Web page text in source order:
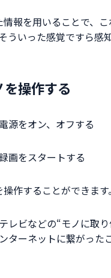
報を用いることで、
ういった感覚ですら
操作する
源をオン、オフする
画をスタートする
作することができます。
レビなどの“モノに取
ターネットに繋がっ